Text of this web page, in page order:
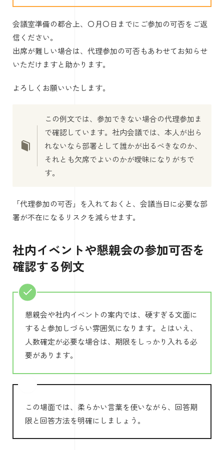
会議室準備の都合上、〇月〇日までにご参加の可否をご返
信ください。
出席が難しい場合は、代理参加の可否もあわせてお知らせ
いただけますと助かります。
よろしくお願いいたします。
この例文では、参加できない場合の代理参加ま
で確認しています。社内会議では、本人が出ら
れないなら部署として誰かが出るべきなのか、
それとも欠席でよいのかが曖昧になりがちで
す。
「代理参加の可否」を入れておくと、会議当日に必要な部
署が不在になるリスクを減らせます。
社内イベントや懇親会の参加可否を
確認する例文
懇親会や社内イベントの案内では、硬すぎる文面に
すると参加しづらい雰囲気になります。とはいえ、
人数確定が必要な場合は、期限をしっかり入れる必
要があります。
この場面では、柔らかい言葉を使いながら、回答期
限と回答方法を明確にしましょう。